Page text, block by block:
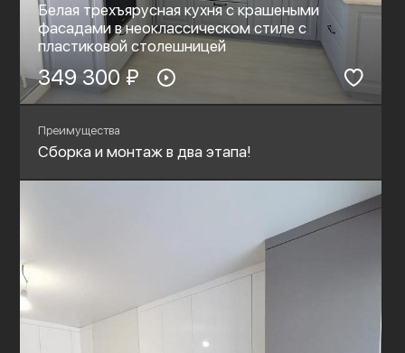
Белая трехъярусная кухня с крашеными
фасадами в неоклассическом стиле с
пластиковой столешницей
349 300 ₽
Преимущества
Сборка и монтаж в два этапа!